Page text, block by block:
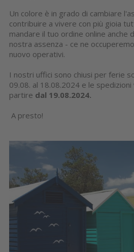
Un colore è in grado di cambiare
contribuire a vivere con più gioia
mandare il tuo ordine online anche
nostra assenza - ce ne
nuovo operativi.
I nostri uffici sono chiusi per ferie
09.08. al 18.08.2024 e le
partire dal 19.08.2024.
A presto!